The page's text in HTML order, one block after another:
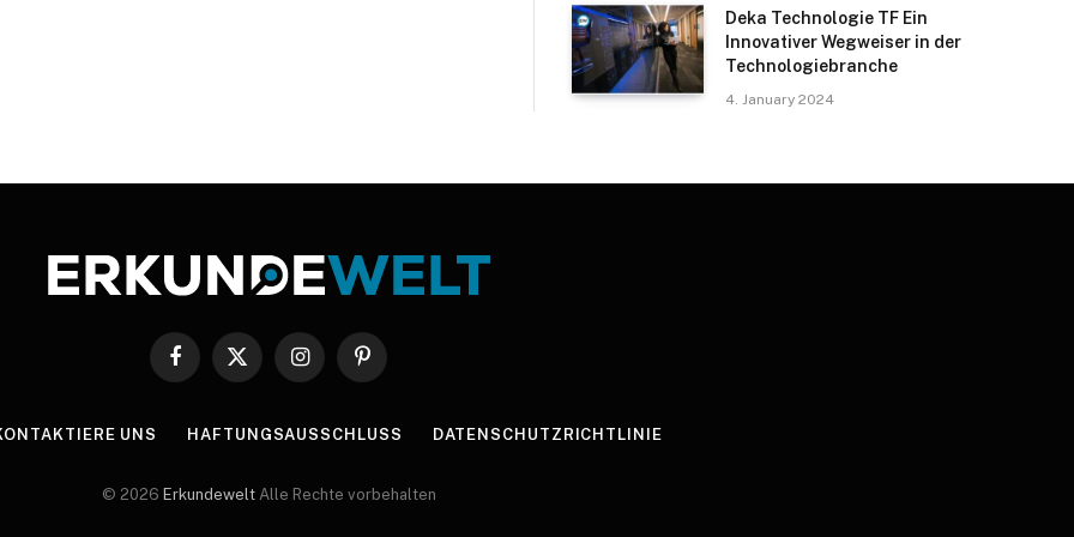
Deka Technologie TF Ein
Innovativer Wegweiser in der
Technologiebranche
4. January 2024
Facebook
X
InstagramPinterest
UNS HAFTUNGSAUSSCHLUSS DATENSCHUTZRICHTLINIE
© 2026 Erkundewelt Alle Rechte vorbehalten